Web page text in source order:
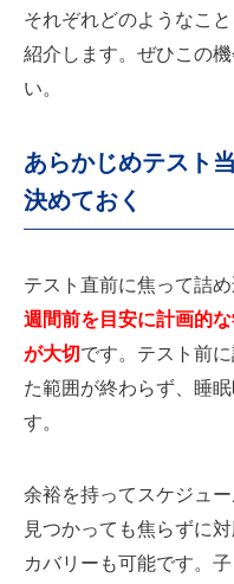
それぞれどのようなこ
紹介します。ぜひこの
い。
あらかじめテスト
決めておく
テスト直前に焦って詰
週間前を目安に計画的
が大切です。テスト前
た範囲が終わらず、睡
す。
余裕を持ってスケジュ
見つかっても焦らずに
カバリーも可能です。